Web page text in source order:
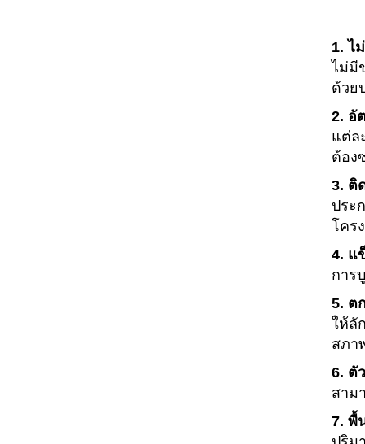
1. ไ
ไม่มี
ด้วย
2. อั
แต่ล
ต้อง
3. ติ
ประ
โคร
4. แ
การ
5. ต
ให้ลั
สภา
6. ตั
สาม
7. พื้